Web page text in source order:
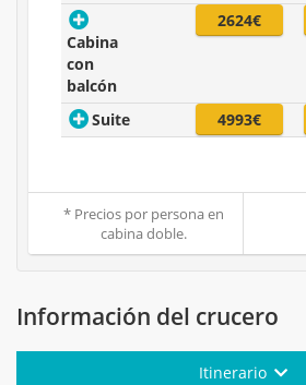
Cabina
con
balcón
2624€
Suite 4993€
* Precios por persona en
cabina doble.
Información del crucero
Itinerario